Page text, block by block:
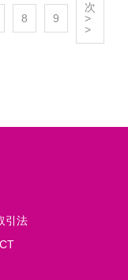
8 9
次
>
>
引法